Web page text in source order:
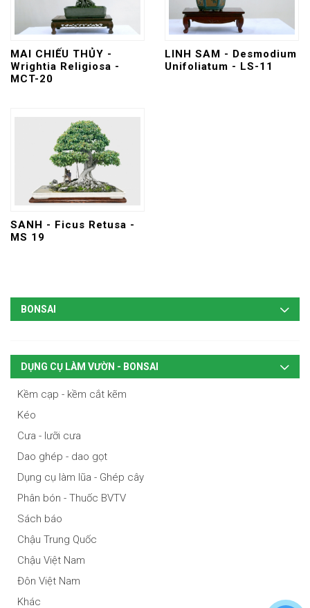
MAI CHIẾU THỦY -
Wrightia Religiosa -
MCT-20
LINH SAM - Desmodium
Unifoliatum - LS-11
SANH - Ficus Retusa -
MS 19
BONSAI
DỤNG CỤ LÀM VƯỜN - BONSAI
Kềm cạp - kềm cắt kẽm
Kéo
Cưa - lưỡi cưa
Dao ghép - dao gọt
Dụng cụ làm lũa - Ghép cây
Phân bón - Thuốc BVTV
Sách báo
Chậu Trung Quốc
Chậu Việt Nam
Đôn Việt Nam
Khác